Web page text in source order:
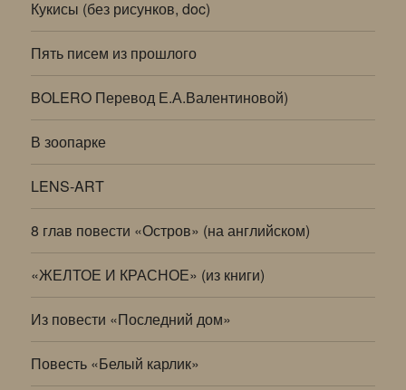
Кукисы (без рисунков, doc)
Пять писем из прошлого
BOLERO Перевод Е.А.Валентиновой)
В зоопарке
LENS-ART
8 глав повести «Остров» (на английском)
«ЖЕЛТОЕ И КРАСНОЕ» (из книги)
Из повести «Последний дом»
Повесть «Белый карлик»